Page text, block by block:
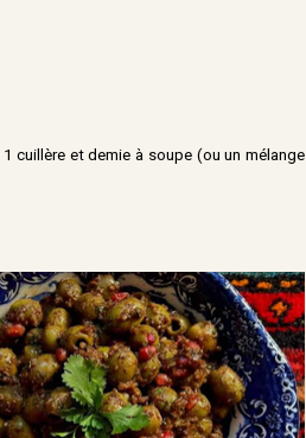
cuillère et demie à soupe (ou un mélange